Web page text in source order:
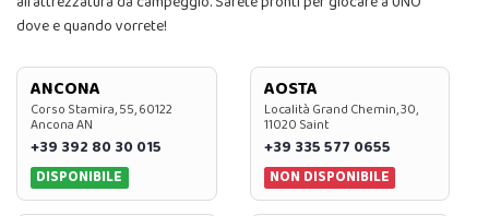
dove e quando vorrete!
ANCONA
Corso Stamira, 55, 60122
Ancona AN
+39 392 80 30 015
DISPONIBILE
AOSTA
Località Grand Chemin, 30,
11020 Saint
+39 335 577 0655
NON DISPONIBILE